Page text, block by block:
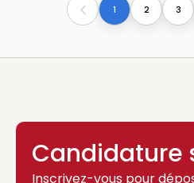
Previous1 2 3
Candidature
Inscrivez-vous pour